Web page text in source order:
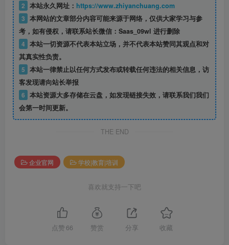
2 本站永久网址： https://www.zhiyanchuang.com
3 本网站的文章部分内容可能来源于网络，仅供大家学习与参
考，如有侵权，请联系站长微信：Saas_09wl 进行删除
4 本站一切资源不代表本站立场，并不代表本站赞同其观点和对
其真实性负责。
5 本站一律禁止以任何方式发布或转载任何违法的相关信息，访
客发现请向站长举报
6 本站资源大多存储在云盘，如发现链接失效，请联系我们我们
会第一时间更新。
THE END
企业官网 学校|教育|培训
喜欢就支持一下吧
点赞 66 赞赏 分享 收藏